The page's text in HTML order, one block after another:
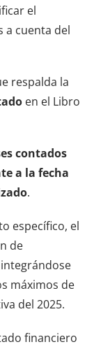
el
a cuenta del
respalda la
en el Libro
contados
a la fecha
.
específico, el
de
integrándose
máximos de
del 2025.
financiero